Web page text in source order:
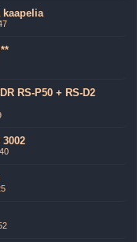
kaapelia
RS-P50 + RS-D2
3002